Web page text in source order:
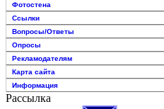
Фотостена
Ссылки
Вопросы/Ответы
Опросы
Рекламодателям
Карта сайта
Информация
Рассылка